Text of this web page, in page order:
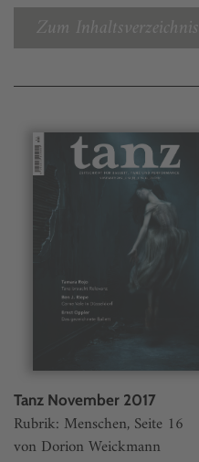
Zum Inhaltsverzeichnis
Tanz November 2017
Rubrik: Menschen, Seite 16
von Dorion Weickmann